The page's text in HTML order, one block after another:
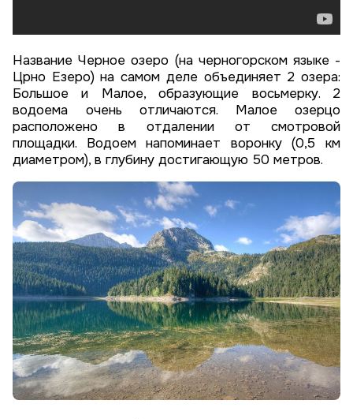
Название Черное озеро (на черногорском языке -
Црно Езеро) на самом деле объединяет 2 озера:
Большое и Малое, образующие восьмерку. 2
водоема очень отличаются. Малое озерцо
расположено в отдалении от смотровой
площадки. Водоем напоминает воронку (0,5 км
диаметром), в глубину достигающую 50 метров.